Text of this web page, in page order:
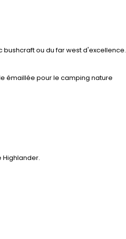
ou du far west d'excellence.
émaillée pour le camping nature
Highlander.